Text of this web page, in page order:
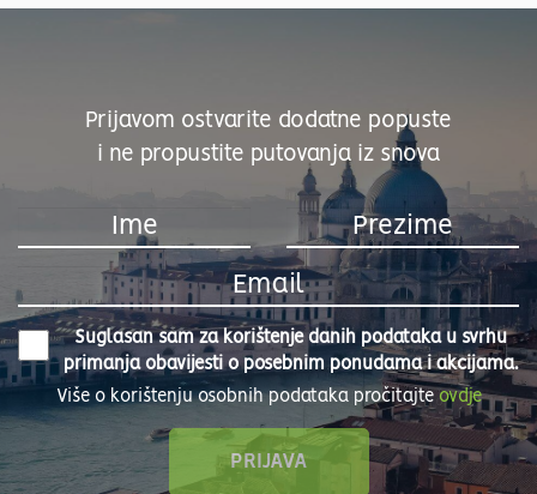
Prijavom ostvarite dodatne popuste
i ne propustite putovanja iz snova
Suglasan sam za korištenje danih podataka u svrhu
primanja obavijesti o posebnim ponudama i akcijama.
Više o korištenju osobnih podataka pročitajteovdje